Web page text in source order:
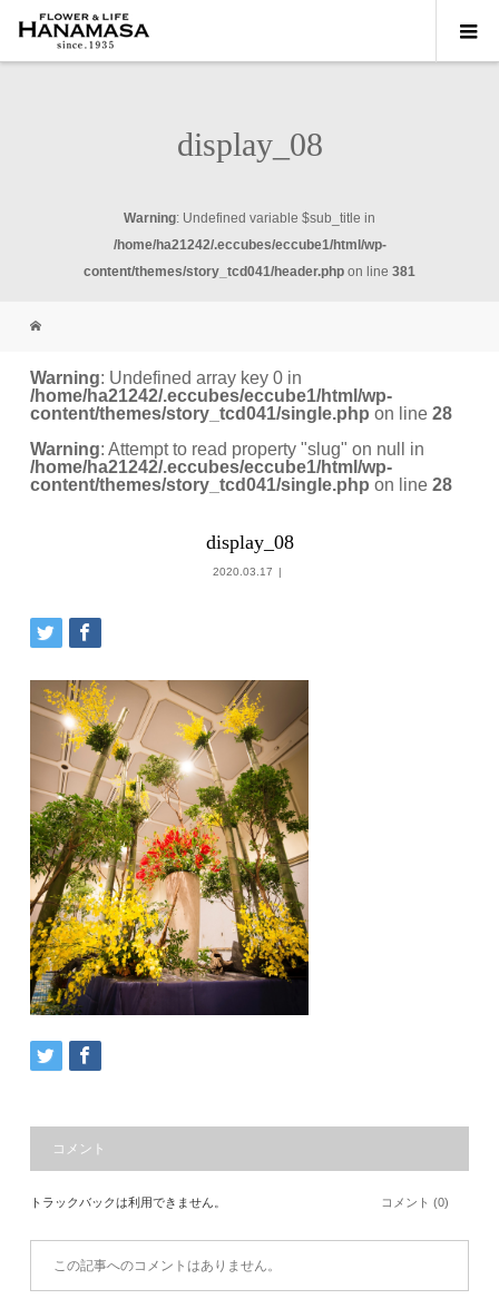
display_08
Warning: Undefined variable $sub_title in
/home/ha21242/.eccubes/eccube1/html/wp-
content/themes/story_tcd041/header.php on line 381
Warning: Undefined array key 0 in
/home/ha21242/.eccubes/eccube1/html/wp-
content/themes/story_tcd041/single.php on line28
Warning: Attempt to read property "slug" on null in
/home/ha21242/.eccubes/eccube1/html/wp-
content/themes/story_tcd041/single.php on line28
display_08
2020.03.17
コメント
トラックバックは利用できません。 コメント (0)
この記事へのコメントはありません。